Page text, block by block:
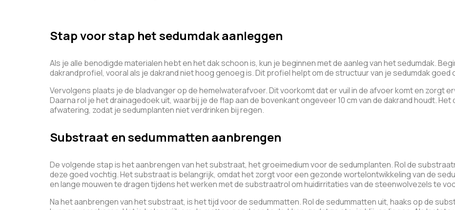
Stap voor stap het sedumdak aanleggen
Als je alle benodigde materialen hebt en het dak schoon is, kun je beginnen met de aanleg van het sedumdak.
dakrandprofiel, vooral als je dakrand niet hoog genoeg is. Dit profiel helpt om de structuur van je sedumdak goed
Vervolgens plaats je de bladvanger op de hemelwaterafvoer. Dit voorkomt dat er vuil in de afvoer komt en zorgt
Daarna rol je het drainagedoek uit, waarbij je de flap aan de bovenkant ongeveer 10 cm van de dakrand houdt.
afwatering, zodat je sedumplanten niet verdrinken bij regen.
Substraat en sedummatten aanbrengen
De volgende stap is het aanbrengen van het substraat, het groeimedium voor de sedumplanten. Rol de
deze goed vochtig. Het substraat is belangrijk, omdat het zorgt voor een gezonde wortelontwikkeling van de
en lange mouwen te dragen tijdens het werken met de substraatrol om huidirritaties van de steenwolvezels te
Na het aanbrengen van het substraat, is het tijd voor de sedummatten. Rol de sedummatten uit, haaks op de